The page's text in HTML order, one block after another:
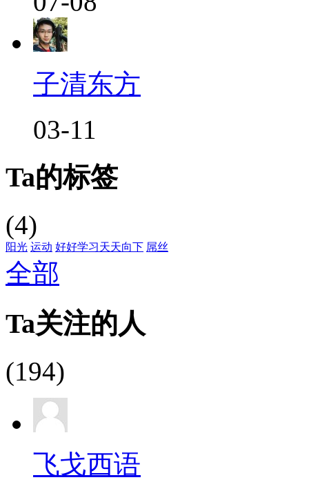
子清东方
03-11
Ta的标签
(4)
阳光 运动 好好学习天天向下 屌丝
全部
Ta关注的人
(194)
飞戈西语